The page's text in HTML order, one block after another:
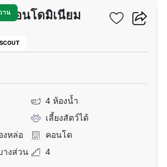
านคอนโดมิเนียม
4 ห้องน้ำ
เลี้ยงสัตว์ได้
งหล่อ
คอนโด
างส่วน
4